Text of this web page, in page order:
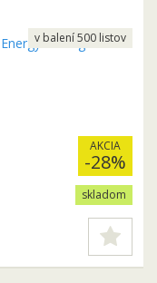
AKCIA
-28%
skladom
v balení 500 listov